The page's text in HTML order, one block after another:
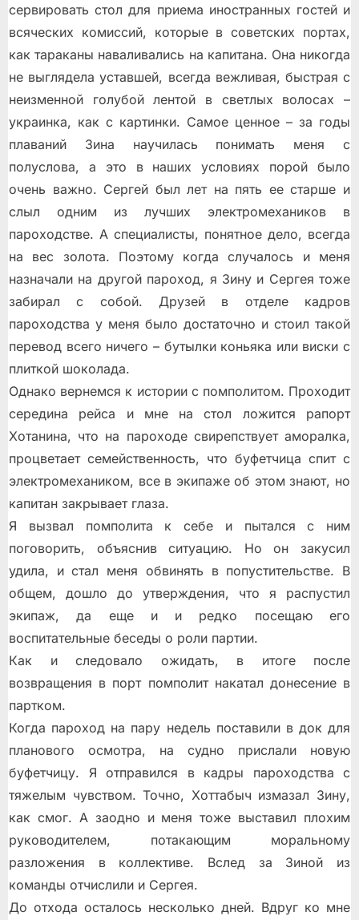
сервировать стол для приема иностранных гостей и
всяческих комиссий, которые в советских портах,
как тараканы наваливались на капитана. Она никогда
не выглядела уставшей, всегда вежливая, быстрая с
неизменной голубой лентой в светлых волосах –
украинка, как с картинки. Самое ценное – за годы
плаваний Зина научилась понимать меня с
полуслова, а это в наших условиях порой было
очень важно. Сергей был лет на пять ее старше и
слыл одним из лучших электромехаников в
пароходстве. А специалисты, понятное дело, всегда
на вес золота. Поэтому когда случалось и меня
назначали на другой пароход, я Зину и Сергея тоже
забирал с собой. Друзей в отделе кадров
пароходства у меня было достаточно и стоил такой
перевод всего ничего – бутылки коньяка или виски с
плиткой шоколада.
Однако вернемся к истории с помполитом. Проходит
середина рейса и мне на стол ложится рапорт
Хотанина, что на пароходе свирепствует аморалка,
процветает семейственность, что буфетчица спит с
электромехаником, все в экипаже об этом знают, но
капитан закрывает глаза.
Я вызвал помполита к себе и пытался с ним
поговорить, объяснив ситуацию. Но он закусил
удила, и стал меня обвинять в попустительстве. В
общем, дошло до утверждения, что я распустил
экипаж, да еще и и редко посещаю его
воспитательные беседы о роли партии.
Как и следовало ожидать, в итоге после
возвращения в порт помполит накатал донесение в
партком.
Когда пароход на пару недель поставили в док для
планового осмотра, на судно прислали новую
буфетчицу. Я отправился в кадры пароходства с
тяжелым чувством. Точно, Хоттабыч измазал Зину,
как смог. А заодно и меня тоже выставил плохим
руководителем, потакающим моральному
разложения в коллективе. Вслед за Зиной из
команды отчислили и Сергея.
До отхода осталось несколько дней. Вдруг ко мне